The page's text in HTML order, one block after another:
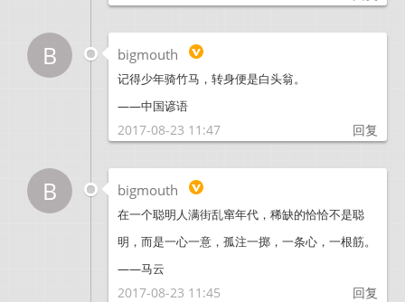
B bigmouth
记得少年骑竹马，转身便是白头翁。
——中国谚语
2017-08-23 11:47 回复
B bigmouth
在一个聪明人满街乱窜年代，稀缺的恰恰不是聪
明，而是一心一意，孤注一掷，一条心，一根筋。
——马云
2017-08-23 11:45 回复